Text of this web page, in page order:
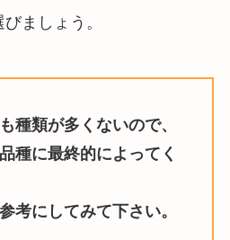
ましょう。
種類が多くないので、
種に最終的によってく
考にしてみて下さい。